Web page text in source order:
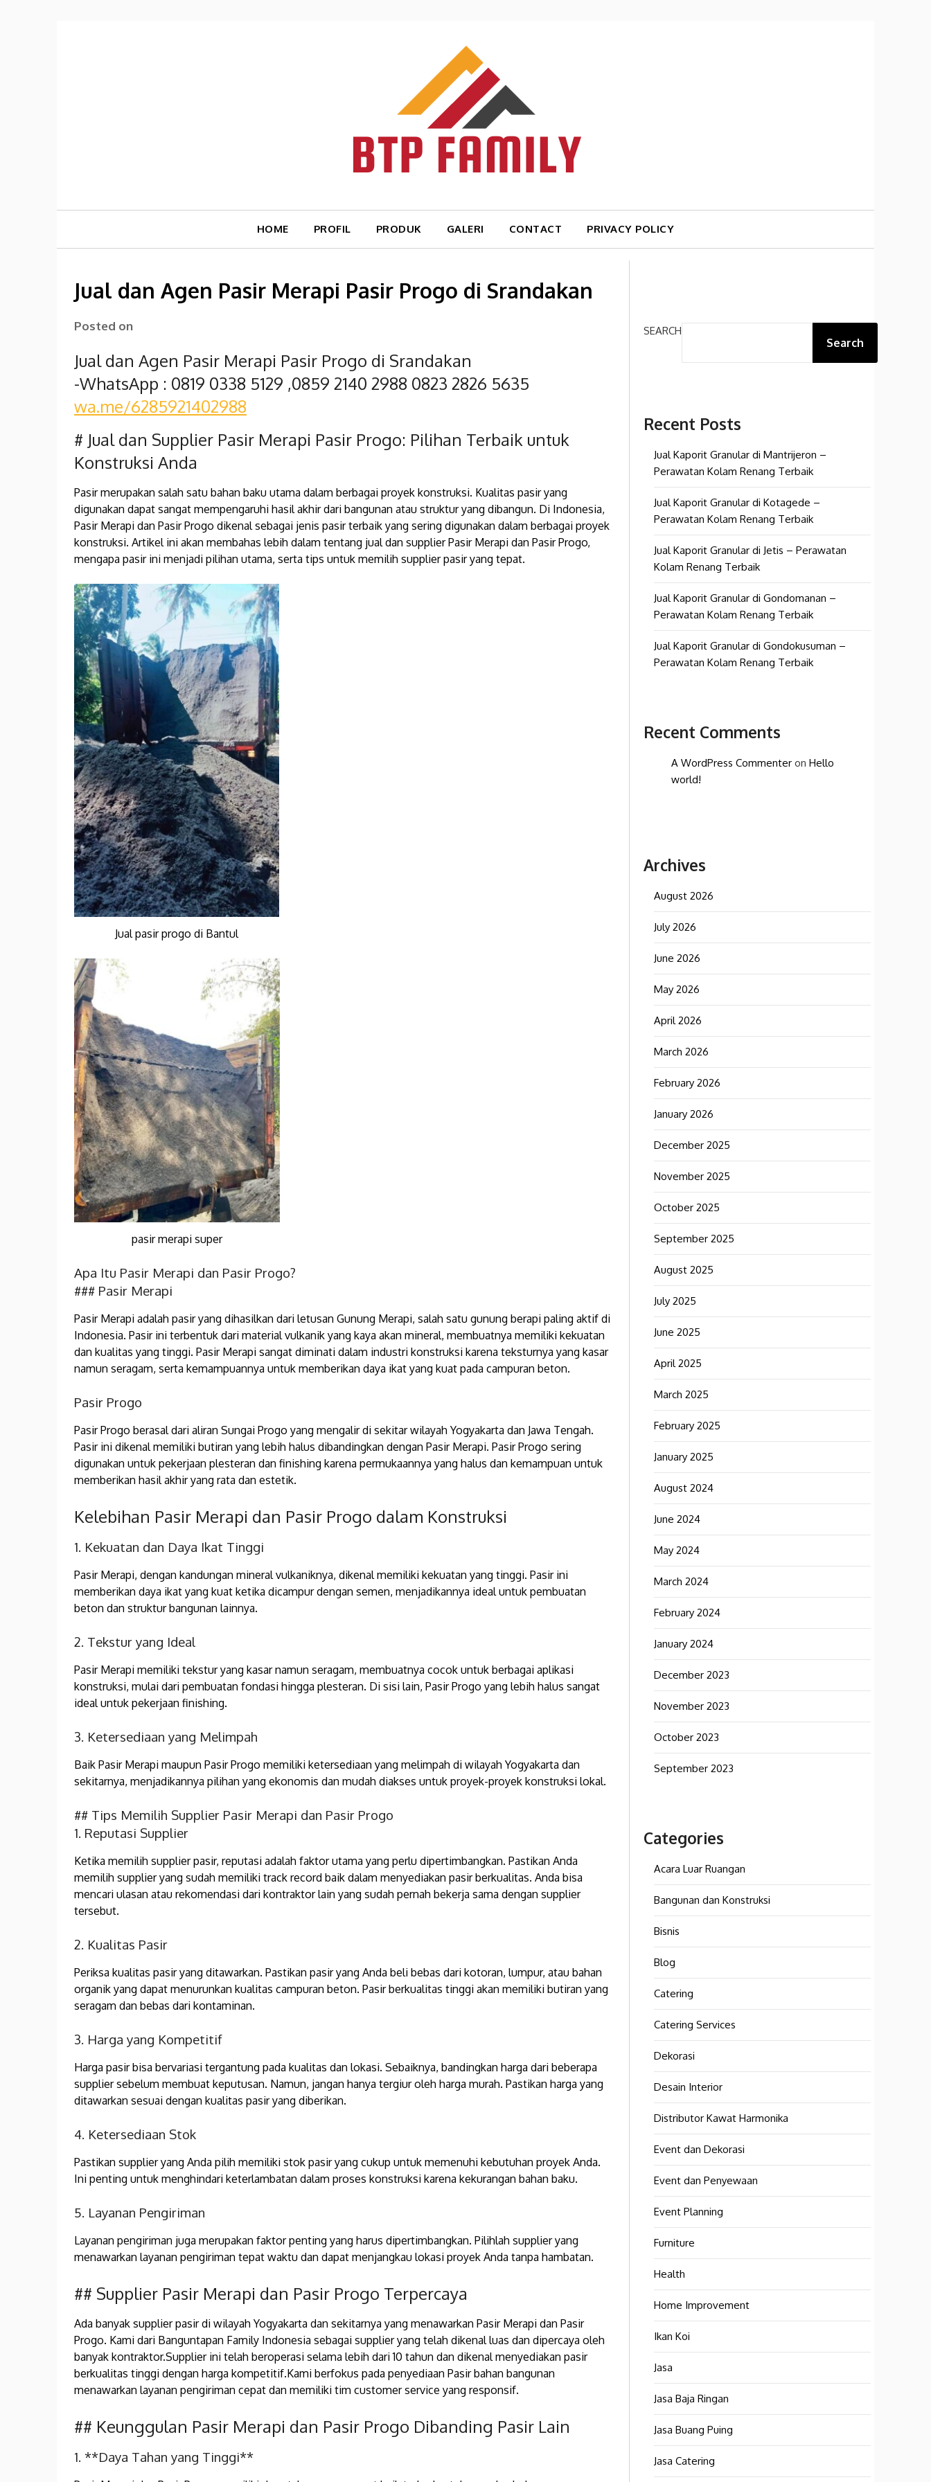
HOME PROFIL PRODUK GALERI CONTACT PRIVACY POLICY
Jual dan Agen Pasir Merapi Pasir Progo di Srandakan
Posted on
Jual dan Agen Pasir Merapi Pasir Progo di Srandakan
-WhatsApp : 0819 0338 5129 ,0859 2140 2988 0823 2826 5635
wa.me/6285921402988
# Jual dan Supplier Pasir Merapi Pasir Progo: Pilihan Terbaik untuk
Konstruksi Anda
Pasir merupakan salah satu bahan baku utama dalam berbagai proyek konstruksi. Kualitas pasir yang
digunakan dapat sangat mempengaruhi hasil akhir dari bangunan atau struktur yang dibangun. Di Indonesia,
Pasir Merapi dan Pasir Progo dikenal sebagai jenis pasir terbaik yang sering digunakan dalam berbagai proyek
konstruksi. Artikel ini akan membahas lebih dalam tentang jual dan supplier Pasir Merapi dan Pasir Progo,
mengapa pasir ini menjadi pilihan utama, serta tips untuk memilih supplier pasir yang tepat.
Jual pasir progo di Bantul
pasir merapi super
Apa Itu Pasir Merapi dan Pasir Progo?
### Pasir Merapi
Pasir Merapi adalah pasir yang dihasilkan dari letusan Gunung Merapi, salah satu gunung berapi paling aktif di
Indonesia. Pasir ini terbentuk dari material vulkanik yang kaya akan mineral, membuatnya memiliki kekuatan
dan kualitas yang tinggi. Pasir Merapi sangat diminati dalam industri konstruksi karena teksturnya yang kasar
namun seragam, serta kemampuannya untuk memberikan daya ikat yang kuat pada campuran beton.
Pasir Progo
Pasir Progo berasal dari aliran Sungai Progo yang mengalir di sekitar wilayah Yogyakarta dan Jawa Tengah.
Pasir ini dikenal memiliki butiran yang lebih halus dibandingkan dengan Pasir Merapi. Pasir Progo sering
digunakan untuk pekerjaan plesteran dan finishing karena permukaannya yang halus dan kemampuan untuk
memberikan hasil akhir yang rata dan estetik.
Kelebihan Pasir Merapi dan Pasir Progo dalam Konstruksi
1. Kekuatan dan Daya Ikat Tinggi
Pasir Merapi, dengan kandungan mineral vulkaniknya, dikenal memiliki kekuatan yang tinggi. Pasir ini
memberikan daya ikat yang kuat ketika dicampur dengan semen, menjadikannya ideal untuk pembuatan
beton dan struktur bangunan lainnya.
2. Tekstur yang Ideal
Pasir Merapi memiliki tekstur yang kasar namun seragam, membuatnya cocok untuk berbagai aplikasi
konstruksi, mulai dari pembuatan fondasi hingga plesteran. Di sisi lain, Pasir Progo yang lebih halus sangat
ideal untuk pekerjaan finishing.
3. Ketersediaan yang Melimpah
Baik Pasir Merapi maupun Pasir Progo memiliki ketersediaan yang melimpah di wilayah Yogyakarta dan
sekitarnya, menjadikannya pilihan yang ekonomis dan mudah diakses untuk proyek-proyek konstruksi lokal.
## Tips Memilih Supplier Pasir Merapi dan Pasir Progo
1. Reputasi Supplier
Ketika memilih supplier pasir, reputasi adalah faktor utama yang perlu dipertimbangkan. Pastikan Anda
memilih supplier yang sudah memiliki track record baik dalam menyediakan pasir berkualitas. Anda bisa
mencari ulasan atau rekomendasi dari kontraktor lain yang sudah pernah bekerja sama dengan supplier
tersebut.
2. Kualitas Pasir
Periksa kualitas pasir yang ditawarkan. Pastikan pasir yang Anda beli bebas dari kotoran, lumpur, atau bahan
organik yang dapat menurunkan kualitas campuran beton. Pasir berkualitas tinggi akan memiliki butiran yang
seragam dan bebas dari kontaminan.
3. Harga yang Kompetitif
Harga pasir bisa bervariasi tergantung pada kualitas dan lokasi. Sebaiknya, bandingkan harga dari beberapa
supplier sebelum membuat keputusan. Namun, jangan hanya tergiur oleh harga murah. Pastikan harga yang
ditawarkan sesuai dengan kualitas pasir yang diberikan.
4. Ketersediaan Stok
Pastikan supplier yang Anda pilih memiliki stok pasir yang cukup untuk memenuhi kebutuhan proyek Anda.
Ini penting untuk menghindari keterlambatan dalam proses konstruksi karena kekurangan bahan baku.
5. Layanan Pengiriman
Layanan pengiriman juga merupakan faktor penting yang harus dipertimbangkan. Pilihlah supplier yang
menawarkan layanan pengiriman tepat waktu dan dapat menjangkau lokasi proyek Anda tanpa hambatan.
## Supplier Pasir Merapi dan Pasir Progo Terpercaya
Ada banyak supplier pasir di wilayah Yogyakarta dan sekitarnya yang menawarkan Pasir Merapi dan Pasir
Progo. Kami dari Banguntapan Family Indonesia sebagai supplier yang telah dikenal luas dan dipercaya oleh
banyak kontraktor.Supplier ini telah beroperasi selama lebih dari 10 tahun dan dikenal menyediakan pasir
berkualitas tinggi dengan harga kompetitif.Kami berfokus pada penyediaan Pasir bahan bangunan
menawarkan layanan pengiriman cepat dan memiliki tim customer service yang responsif.
## Keunggulan Pasir Merapi dan Pasir Progo Dibanding Pasir Lain
1. **Daya Tahan yang Tinggi**
SEARCH
Search
Recent Posts
Jual Kaporit Granular di Mantrijeron –
Perawatan Kolam Renang Terbaik
Jual Kaporit Granular di Kotagede –
Perawatan Kolam Renang Terbaik
Jual Kaporit Granular di Jetis – Perawatan
Kolam Renang Terbaik
Jual Kaporit Granular di Gondomanan –
Perawatan Kolam Renang Terbaik
Jual Kaporit Granular di Gondokusuman –
Perawatan Kolam Renang Terbaik
Recent Comments
A WordPress Commenter on Hello
world!
Archives
August 2026
July 2026
June 2026
May 2026
April 2026
March 2026
February 2026
January 2026
December 2025
November 2025
October 2025
September 2025
August 2025
July 2025
June 2025
April 2025
March 2025
February 2025
January 2025
August 2024
June 2024
May 2024
March 2024
February 2024
January 2024
December 2023
November 2023
October 2023
September 2023
Categories
Acara Luar Ruangan
Bangunan dan Konstruksi
Bisnis
Blog
Catering
Catering Services
Dekorasi
Desain Interior
Distributor Kawat Harmonika
Event dan Dekorasi
Event dan Penyewaan
Event Planning
Furniture
Health
Home Improvement
Ikan Koi
Jasa
Jasa Baja Ringan
Jasa Buang Puing
Jasa Catering